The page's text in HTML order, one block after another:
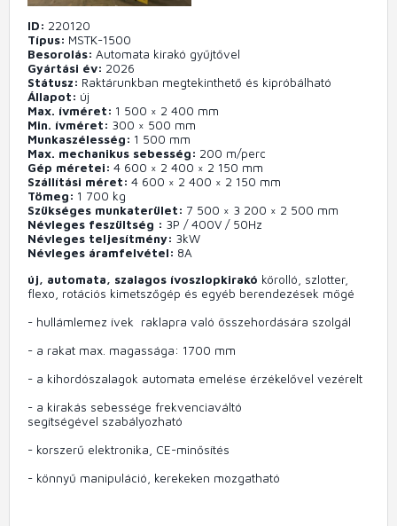
ID
220120
Típus
MSTK-1500
Besorolás Automata kirakó gyűjtővel
Gyártási év
2026
Státusz
Raktárunkban megtekinthető és kipróbálható
Állapot
új
Max. ívméret
1 500 × 2 400 mm
Min. ívméret
300 × 500 mm
Munkaszélesség
1 500 mm
Max. mechanikus sebesség
200 m/perc
Gép méretei
4 600 × 2 400 × 2 150 mm
Szállítási méret
4 600 × 2 400 × 2 150 mm
Tömeg
1 700 kg
Szükséges munkaterület
7 500 × 3 200 × 2 500 mm
Névleges feszültség
3P / 400V / 50Hz
Névleges teljesítmény
3kW
Névleges áramfelvétel
8A
új, automata, szalagos ívoszlopkirakó körolló, szlotter,
flexo, rotációs kimetszőgép és egyéb berendezések mögé
- hullámlemez ívek raklapra való összehordására szolgál
- a rakat max. magassága: 1700 mm
- a kihordószalagok automata emelése érzékelővel vezérelt
- a kirakás sebessége frekvenciaváltó
segítségével szabályozható
- korszerű elektronika, CE-minősítés
- könnyű manipuláció, kerekeken mozgatható